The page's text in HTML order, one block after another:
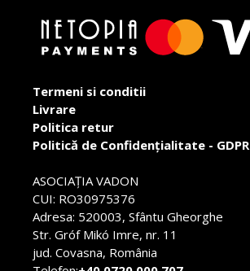
Termeni si conditii
Livrare
Politica retur
Politică de Confidențialitate - GDPR
ASOCIAŢIA VADON
CUI: RO30975376
Adresa: 520003, Sfântu Gheorghe
Str. Gróf Mikó Imre, nr. 11
jud. Covasna, România